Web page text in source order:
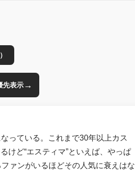
先表示→
っている。これまで30年以上カス
けど“エスティマ”といえば、やっぱ
ァンがいるほどその人気に衰えはな